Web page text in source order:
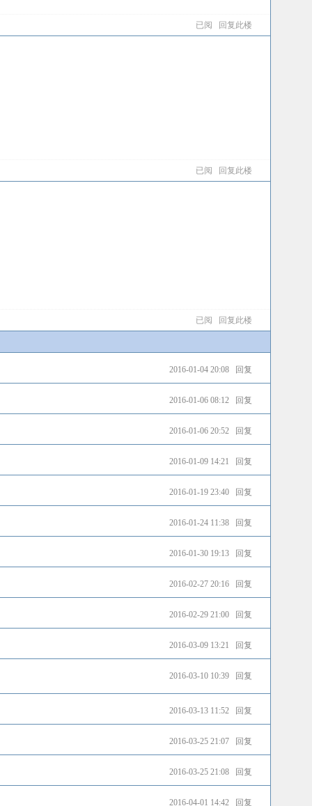
已阅 回复此楼
已阅 回复此楼
已阅 回复此楼
2016-01-04 20:08 回复
2016-01-06 08:12 回复
2016-01-06 20:52 回复
2016-01-09 14:21 回复
2016-01-19 23:40 回复
2016-01-24 11:38 回复
2016-01-30 19:13 回复
2016-02-27 20:16 回复
2016-02-29 21:00 回复
2016-03-09 13:21 回复
2016-03-10 10:39 回复
2016-03-13 11:52 回复
2016-03-25 21:07 回复
2016-03-25 21:08 回复
2016-04-01 14:42 回复